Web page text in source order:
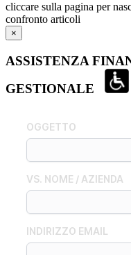
cliccare sulla pagina per
confronto articoli
×
ASSISTENZA
GESTIONALE